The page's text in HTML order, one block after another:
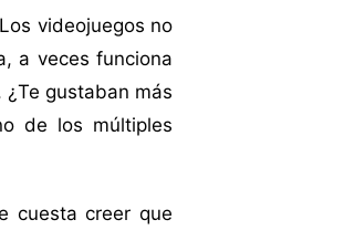
videojuegos no
a veces funciona
gustaban más
de los múltiples
cuesta creer que